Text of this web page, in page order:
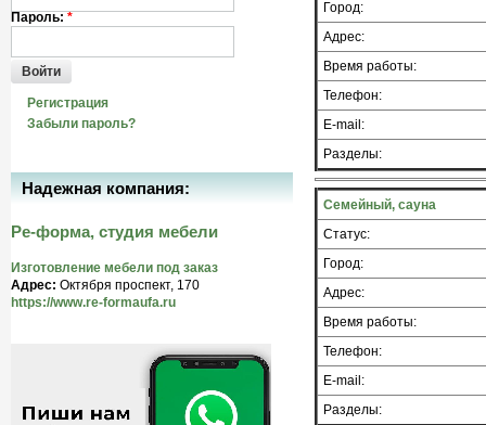
Город:
Адрес:
Время работы:
Телефон:
E-mail:
Разделы:
Семейный, сауна
Статус:
Город:
Адрес:
Время работы:
Телефон:
E-mail:
Разделы:
Пароль: *
Войти
Регистрация
Забыли пароль?
Надежная компания:
Ре-форма, студия мебели
Изготовление мебели под заказ
Адрес: Октября проспект, 170
https://www.re-formaufa.ru